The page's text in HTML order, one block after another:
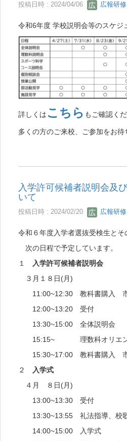
投稿日時 : 2024/04/06 広報研修
令和6年度 学校説明会等のスケジ
詳しくはこちら もご確認くだ
多くの方のご来校、ご参加をお待
入学許可候補者説明会及
いて
投稿日時 : 2024/02/20 広報研修
令和６年度入学者選抜受検生とそ
次の日程で予定しています。
１
入学許可候補者説明会
３月１８日(月)
11:00~12:30 教科書購入 市
12:00~13:20 受付
13:30~15:00 全体説明会
15:15~ 理数科オリエン
15:30~17:00 教科書購入 市
２
入学式
４月 ８日(月)
13:00~13:30 受付
13:30~13:55 礼法指導、校
14:00~15:00 入学式